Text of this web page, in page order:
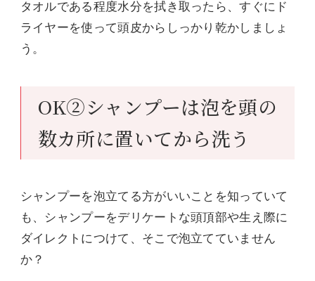
タオルである程度水分を拭き取ったら、すぐにド
ライヤーを使って頭皮からしっかり乾かしましょ
う。
OK②シャンプーは泡を頭の
数カ所に置いてから洗う
シャンプーを泡立てる方がいいことを知っていて
も、シャンプーをデリケートな頭頂部や生え際に
ダイレクトにつけて、そこで泡立てていません
か？